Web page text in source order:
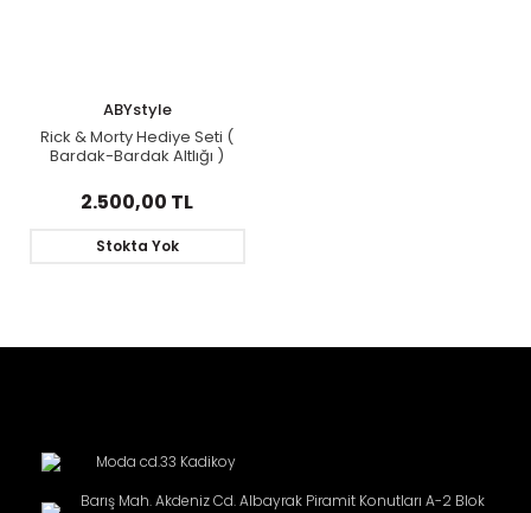
ABYstyle
Rick & Morty Hediye Seti (
Bardak-Bardak Altlığı )
2.500,00 TL
Stokta Yok
Moda cd.33 Kadikoy
Barış Mah. Akdeniz Cd. Albayrak Piramit Konutları A-2 Blok